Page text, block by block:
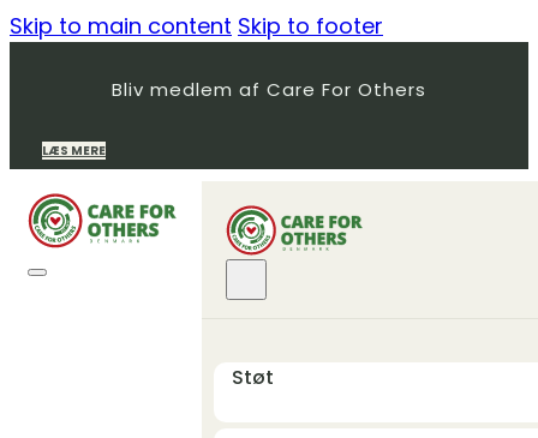
Skip to main content Skip to footer
Bliv medlem af Care For Others
LÆS MERE
Støt